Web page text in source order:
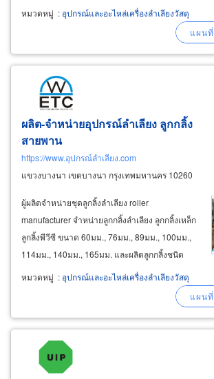
ผลิตปูนซีเมนต์ อุตสาหกรรมผลิตเม็ดพลาสติก
อุตสาหกรรมผลิตผงเคมี อุตสาหกรรมผลิตแป้ง
อาหาร-ผลิตอาหารเสริมชนิดผง อุตสาหกรรมผลิต
ปุ๋ยเม็ด-อาหารสัตว์แบบเม็ด
หมวดหมู่ : อุปกรณ์และอะไหล่เครื่องลำเลียงวัสดุ
ผลิต-จำหน่ายอุปกรณ์ลำเลียง ลูกกลิ้ง
สายพาน
https://www.อุปกรณ์ลำเลียง.com
แขวงบางนา เขตบางนา กรุงเทพมหานคร 10260
ผู้ผลิตจำหน่ายชุดลูกลิ้งลำเลียง roller
manufacturer จำหน่ายลูกกลิ้งลำเลียง ลูกกลิ้งเหล็ก
ลูกลิ้งพีวีซี ขนาด 60มม., 76มม., 89มม., 100มม.,
114มม., 140มม., 165มม. และผลิตลูกกลิ้งชนิด
ต่างๆ สำหรับใช้เป็นอุปกรณ์ในระบบลำเลียง ผู้ผลิต
จำหน่ายลูกกลิ้งไกด์โรลเลอร์ guide roller สำหรับ
หมวดหมู่ : อุปกรณ์และอะไหล่เครื่องลำเลียงวัสดุ